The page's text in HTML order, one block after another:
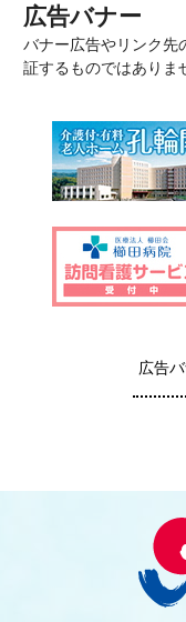
広告バナー
バナー広告やリンク先
証するものではありま
広告